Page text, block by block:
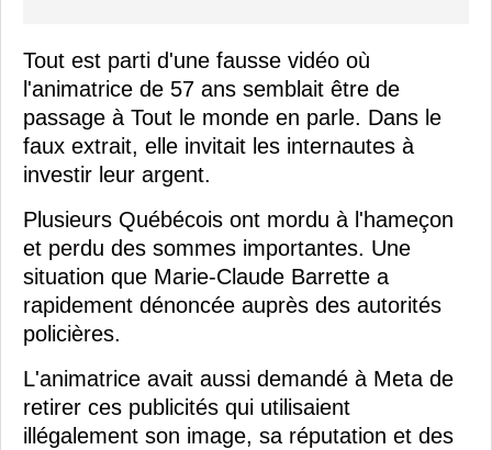
Tout est parti d'une fausse vidéo où
l'animatrice de 57 ans semblait être de
passage à Tout le monde en parle. Dans le
faux extrait, elle invitait les internautes à
investir leur argent.
Plusieurs Québécois ont mordu à l'hameçon
et perdu des sommes importantes. Une
situation que Marie-Claude Barrette a
rapidement dénoncée auprès des autorités
policières.
L'animatrice avait aussi demandé à Meta de
retirer ces publicités qui utilisaient
illégalement son image, sa réputation et des